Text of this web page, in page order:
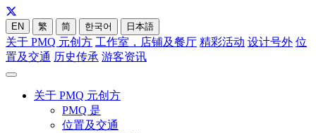
EN 繁 简 한국어 日本語
关于 PMQ 元创方 工作室，店铺及餐厅 精彩活动 设计号外 位
置及交通 历史传承 游客资讯
关于 PMQ 元创方
PMQ 是
位置及交通